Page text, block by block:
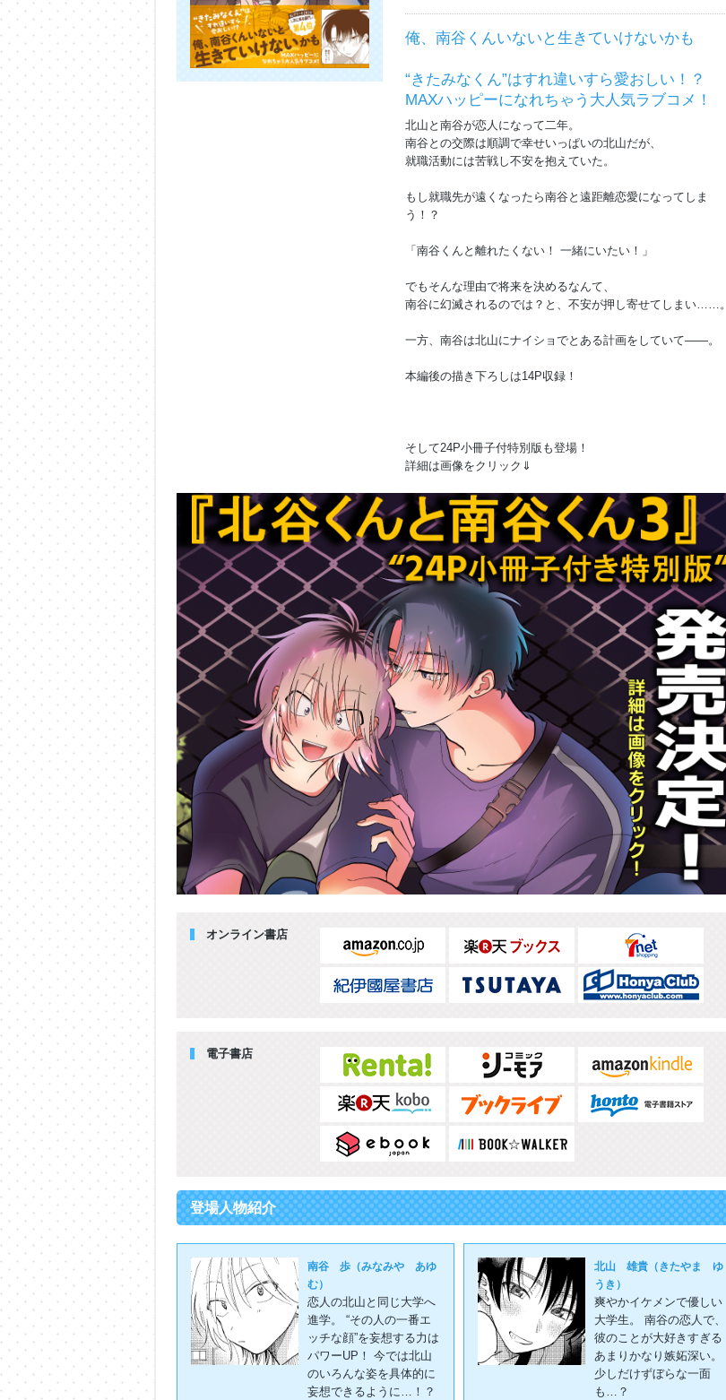
俺、南谷くんいないと生きていけないかも
“きたみなくん”はすれ違いすら愛おしい！？
MAXハッピーになれちゃう大人気ラブコメ！
北山と南谷が恋人になって二年。
南谷との交際は順調で幸せいっぱいの北山だが、
就職活動には苦戦し不安を抱えていた。
もし就職先が遠くなったら南谷と遠距離恋愛になってしま
う！？
「南谷くんと離れたくない！ 一緒にいたい！」
でもそんな理由で将来を決めるなんて、
南谷に幻滅されるのでは？と、不安が押し寄せてしまい……。
一方、南谷は北山にナイショでとある計画をしていて――。
本編後の描き下ろしは14P収録！
そして24P小冊子付特別版も登場！
詳細は画像をクリック⇓
オンライン書店
電子書店
登場人物紹介
南谷 歩（みなみや あゆ
む）
恋人の北山と同じ大学へ
進学。 “その人の一番エ
ッチな顔”を妄想する力は
パワーUP！ 今では北山
のいろんな姿を具体的に
妄想できるように…！？
北山 雄貴（きたやま ゆ
うき）
爽やかイケメンで優しい
大学生。 南谷の恋人で、
彼のことが大好きすぎる
あまりかなり嫉妬深い。
少しだけずぼらな一面
も…？